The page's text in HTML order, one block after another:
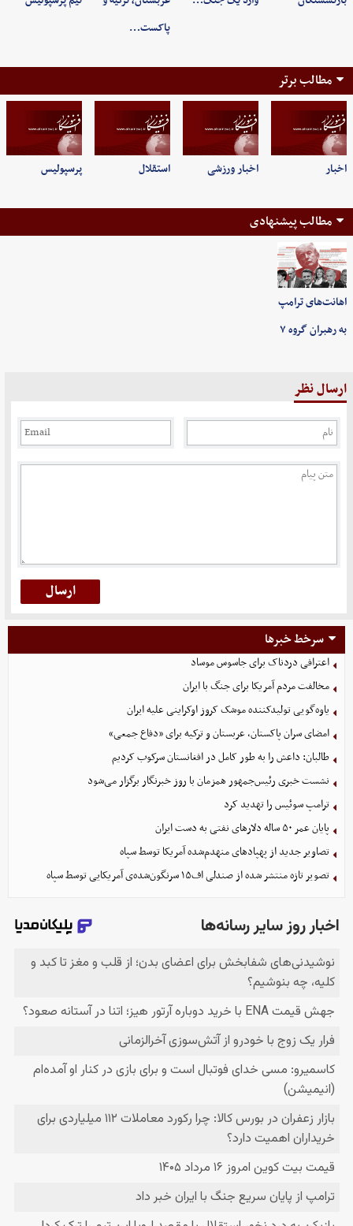
پاکست…
مطالب برتر
اخبار اخبار ورزشی استقلال پرسپولیس
مطالب پیشنهادی
اهانت‌های ترامپ
به رهبران گروه ۷
ارسال نظر
سرخط خبرها
اعترافی دردناک برای جاسوس موساد
مخالفت مردم آمریکا برای جنگ با ایران
یاوه‌گویی تولیدکننده موشک کروز اوکراینی علیه ایران
امضای سران پاکستان، عربستان و ترکیه برای «دفاع جمعی»
طالبان: داعش را به طور کامل در افغانستان سرکوب کردیم
نشست خبری رئیس‌جمهور همزمان با روز خبرنگار برگزار می‌شود
ترامپ سوئیس را تهدید کرد
پایان عمر ۵۰ ساله دلارهای نفتی به دست ایران
تصاویر جدید از پهپادهای منهدم‌شده آمریکا توسط سپاه
تصویر تازه منتشر شده از صندلی اف۱۵ سرنگون‌شده‌ی آمریکایی توسط سپاه